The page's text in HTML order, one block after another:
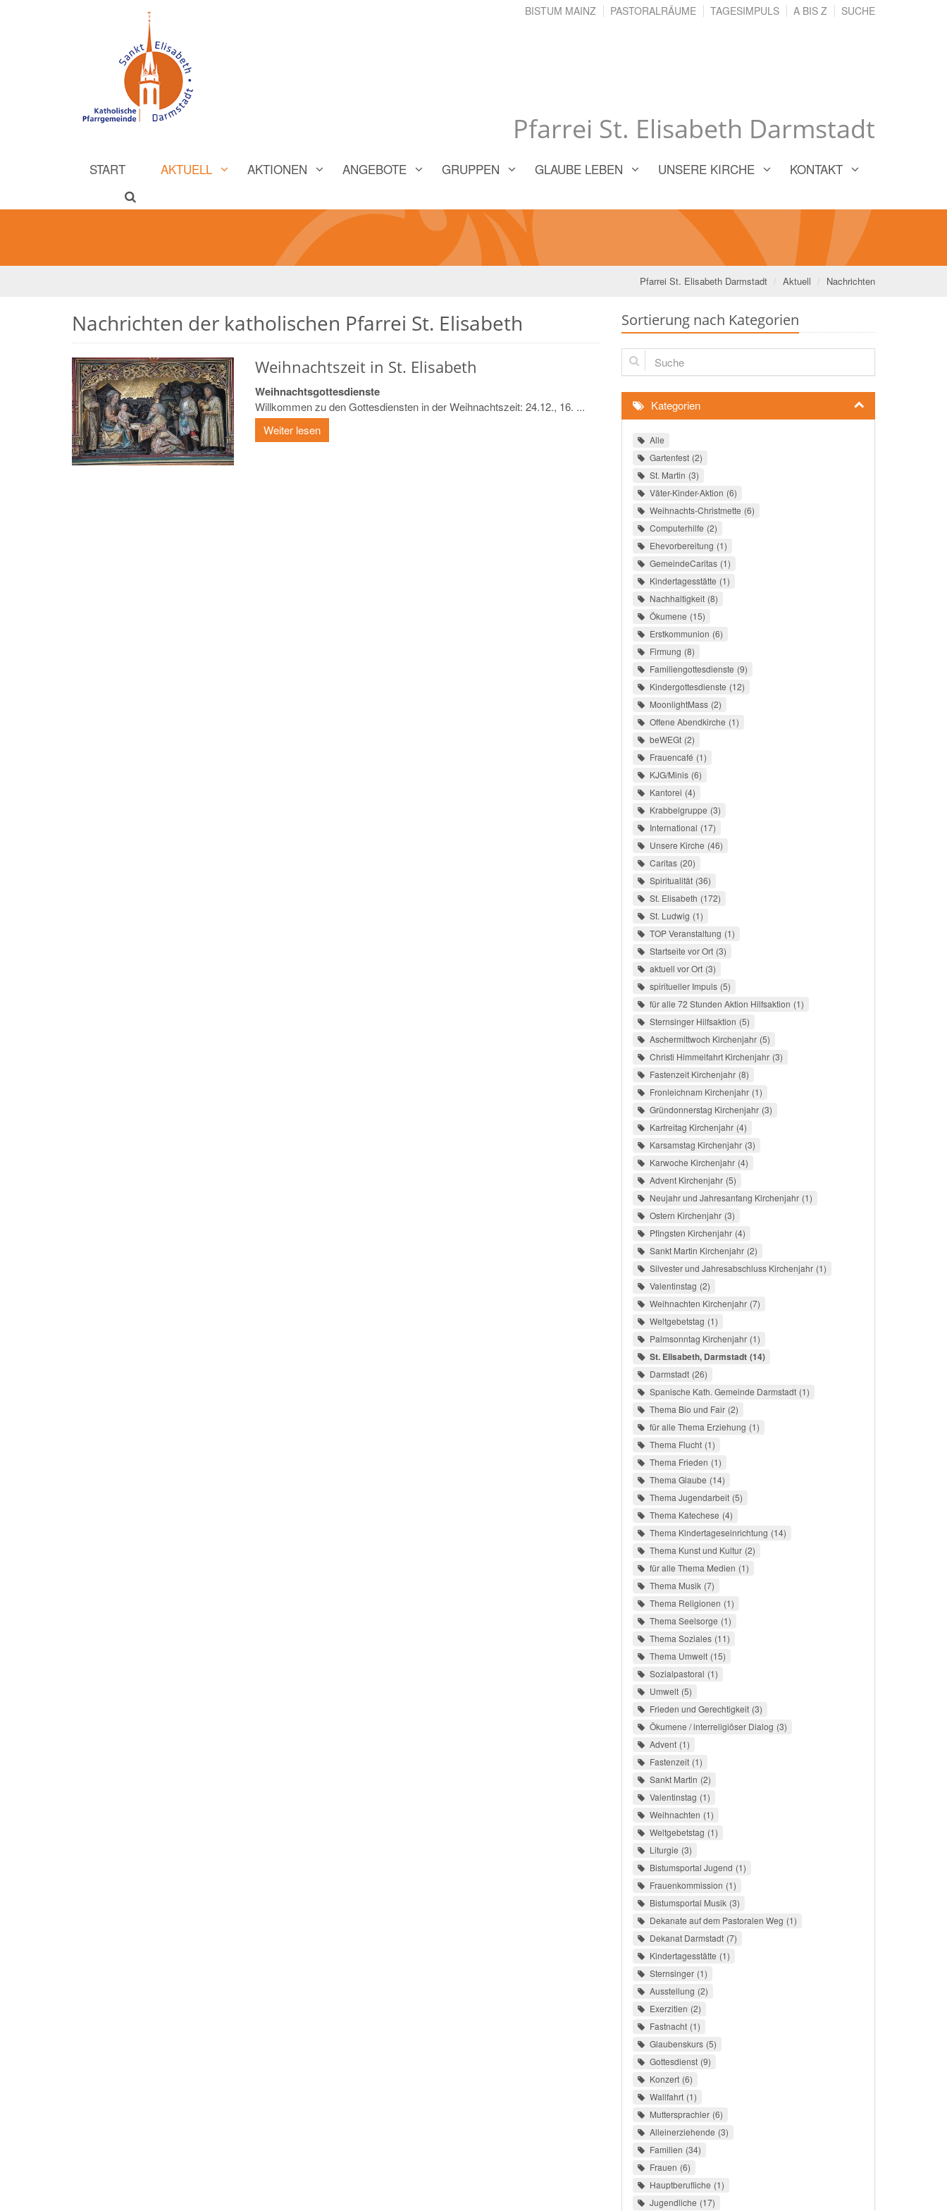
Pfarrei St. Elisabeth Darmstadt
BISTUM MAINZ PASTORALRÄUME TAGESIMPULS A BIS Z SUCHE
START AKTUELL AKTIONEN ANGEBOTE GRUPPEN GLAUBE LEBEN UNSERE KIRCHE KONTAKT
Pfarrei St. Elisabeth Darmstadt Aktuell Nachrichten
Nachrichten der katholischen Pfarrei St. Elisabeth
Weihnachtszeit in St. Elisabeth
Weihnachtsgottesdienste
Willkommen zu den Gottesdiensten in der Weihnachtszeit: 24.12., 16. ...
Weiter lesen
Sortierung nach Kategorien
Suche
Kategorien
Alle
Gartenfest 2
St. Martin 3
Väter-Kinder-Aktion 6
Weihnachts-Christmette 6
Computerhilfe 2
Ehevorbereitung 1
GemeindeCaritas 1
Kindertagesstätte 1
Nachhaltigkeit 8
Ökumene 15
Erstkommunion 6
Firmung 8
Familiengottesdienste 9
Kindergottesdienste 12
MoonlightMass 2
Offene Abendkirche 1
beWEGt 2
Frauencafé 1
KJG/Minis 6
Kantorei 4
Krabbelgruppe 3
International 17
Unsere Kirche 46
Caritas 20
Spiritualität 36
St. Elisabeth 172
St. Ludwig 1
TOP Veranstaltung 1
Startseite vor Ort 3
aktuell vor Ort 3
spiritueller Impuls 5
für alle 72 Stunden Aktion Hilfsaktion 1
Sternsinger Hilfsaktion 5
Aschermittwoch Kirchenjahr 5
Christi Himmelfahrt Kirchenjahr 3
Fastenzeit Kirchenjahr 8
Fronleichnam Kirchenjahr 1
Gründonnerstag Kirchenjahr 3
Karfreitag Kirchenjahr 4
Karsamstag Kirchenjahr 3
Karwoche Kirchenjahr 4
Advent Kirchenjahr 5
Neujahr und Jahresanfang Kirchenjahr 1
Ostern Kirchenjahr 3
Pfingsten Kirchenjahr 4
Sankt Martin Kirchenjahr 2
Silvester und Jahresabschluss Kirchenjahr 1
Valentinstag 2
Weihnachten Kirchenjahr 7
Weltgebetstag 1
Palmsonntag Kirchenjahr 1
St. Elisabeth, Darmstadt 14
Darmstadt 26
Spanische Kath. Gemeinde Darmstadt 1
Thema Bio und Fair 2
für alle Thema Erziehung 1
Thema Flucht 1
Thema Frieden 1
Thema Glaube 14
Thema Jugendarbeit 5
Thema Katechese 4
Thema Kindertageseinrichtung 14
Thema Kunst und Kultur 2
für alle Thema Medien 1
Thema Musik 7
Thema Religionen 1
Thema Seelsorge 1
Thema Soziales 11
Thema Umwelt 15
Sozialpastoral 1
Umwelt 5
Frieden und Gerechtigkeit 3
Ökumene / interreligiöser Dialog 3
Advent 1
Fastenzeit 1
Sankt Martin 2
Valentinstag 1
Weihnachten 1
Weltgebetstag 1
Liturgie 3
Bistumsportal Jugend 1
Frauenkommission 1
Bistumsportal Musik 3
Dekanate auf dem Pastoralen Weg 1
Dekanat Darmstadt 7
Kindertagesstätte 1
Sternsinger 1
Ausstellung 2
Exerzitien 2
Fastnacht 1
Glaubenskurs 5
Gottesdienst 9
Konzert 6
Wallfahrt 1
Muttersprachler 6
Alleinerziehende 3
Familien 34
Frauen 6
Hauptberufliche 1
Jugendliche 17